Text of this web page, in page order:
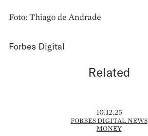
Foto: Thiago de Andrade
Forbes Digital
Related
10.12.25
FORBES DIGITAL NEWS
MONEY